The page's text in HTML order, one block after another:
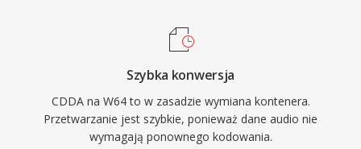
Szybka konwersja
CDDA na W64 to w zasadzie wymiana kontenera.
Przetwarzanie jest szybkie, ponieważ dane audio nie
wymagają ponownego kodowania.